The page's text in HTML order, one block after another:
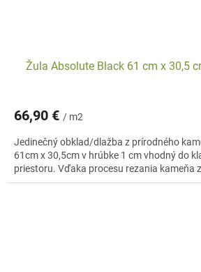
Žula Absolute Black 61 cm x 30,5
66,90 € / m2
Jedinečný obklad/dlažba z prírodného
61cm x 30,5cm v hrúbke 1 cm vhodný do
priestoru. Vďaka procesu rezania kameňa